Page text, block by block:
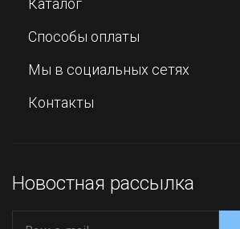
Каталог
Способы оплаты
Мы в социальных сетях
Контакты
Новостная рассылка